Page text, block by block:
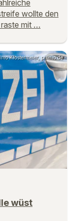
wollte den
mit …
Klostermeier, pixelio.de
wüst